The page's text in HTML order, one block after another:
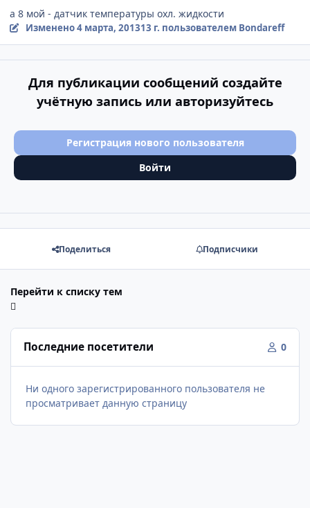
а 8 мой - датчик температуры охл. жидкости
Изменено4 марта, 201313 г. пользователем Bondareff
Для публикации сообщений создайте
учётную запись или авторизуйтесь
Регистрация нового пользователя
Войти
Поделиться Подписчики
Перейти к списку тем
Последние посетители 0
Ни одного зарегистрированного пользователя не
просматривает данную страницу